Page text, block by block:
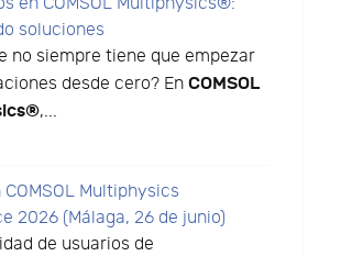
soluciones
no siempre tiene que empezar
desde cero? En COMSOL
,...
COMSOL Multiphysics
2026 (Málaga, 26 de junio)
de usuarios de